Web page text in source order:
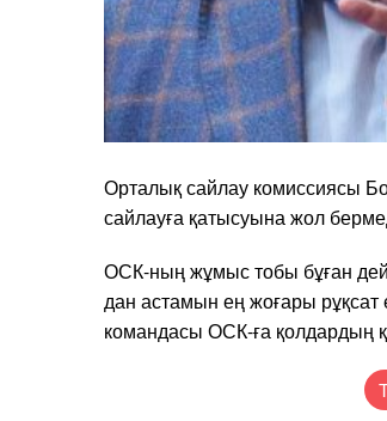
Орталық сайлау комиссиясы
сайлауға қатысуына жол
ОСК-ның жұмыс тобы бұған
дан астамын ең жоғары рұқсат
командасы ОСК-ға қолдардың